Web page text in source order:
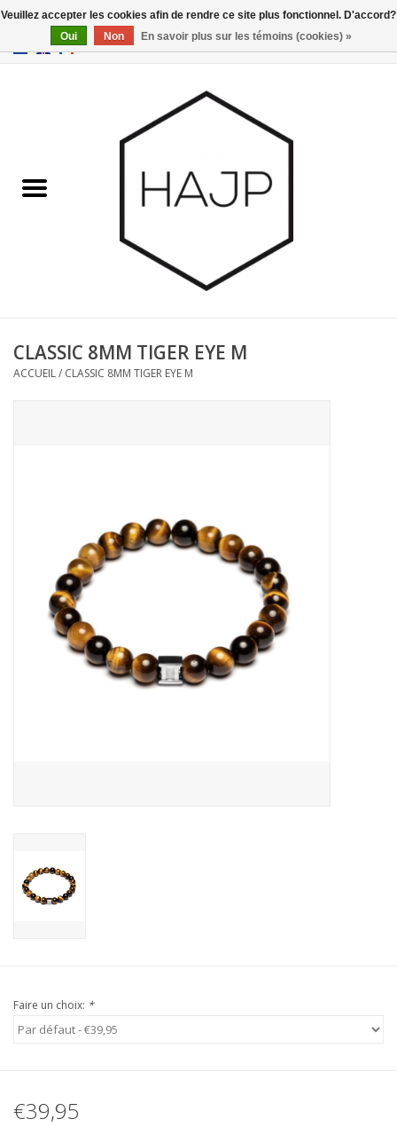
EUR/GBP 0 Articles - €0,00
Gadgets
CLASSIC 8MM TIGER EYE M
ACCUEIL/ CLASSIC 8MM TIGER EYE M
Faire un choix: *
€39,95
Veuillez accepter les cookies afin de rendre ce site plus fonctionnel. D'accord?
Oui
Non En savoir plus sur les témoins (cookies) »